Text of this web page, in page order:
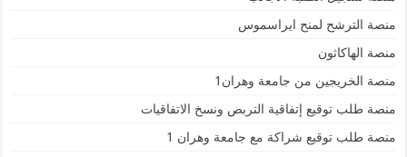
منصة الترشح لمنح ايراسموس
منصة الهاكاثون
منصة الخريجين من جامعة وهران1
منصة طلب توقيع إتفاقية التربص ونسخ الاتفاقيات
منصة طلب توقيع شراكة مع جامعة وهران 1